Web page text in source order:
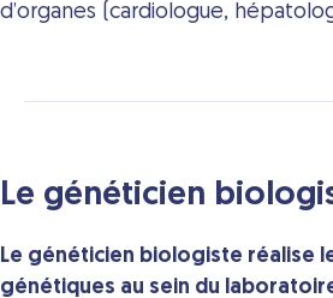
d’organes (cardiologue,
Le généticien
Le généticien biologiste réalise
génétiques au sein du